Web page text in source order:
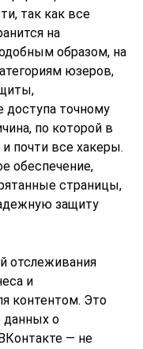
так как все
на
образом, на
юзеров,
точному
по которой в
почти все хакеры.
обеспечение,
страницы,
защиту
отслеживания
и
контентом. Это
данных о
— не